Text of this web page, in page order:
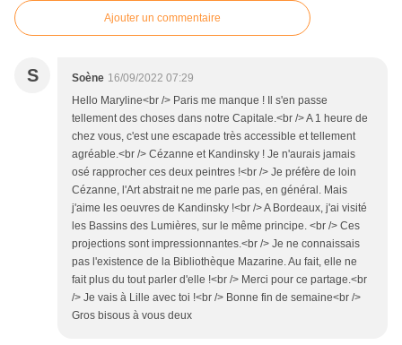
Ajouter un commentaire
S Soène 16/09/2022 07:29
Hello Maryline<br /> Paris me manque ! Il s'en passe
tellement des choses dans notre Capitale.<br /> A 1 heure de
chez vous, c'est une escapade très accessible et tellement
agréable.<br /> Cézanne et Kandinsky ! Je n'aurais jamais
osé rapprocher ces deux peintres !<br /> Je préfère de loin
Cézanne, l'Art abstrait ne me parle pas, en général. Mais
j'aime les oeuvres de Kandinsky !<br /> A Bordeaux, j'ai visité
les Bassins des Lumières, sur le même principe. <br /> Ces
projections sont impressionnantes.<br /> Je ne connaissais
pas l'existence de la Bibliothèque Mazarine. Au fait, elle ne
fait plus du tout parler d'elle !<br /> Merci pour ce partage.<br
/> Je vais à Lille avec toi !<br /> Bonne fin de semaine<br />
Gros bisous à vous deux